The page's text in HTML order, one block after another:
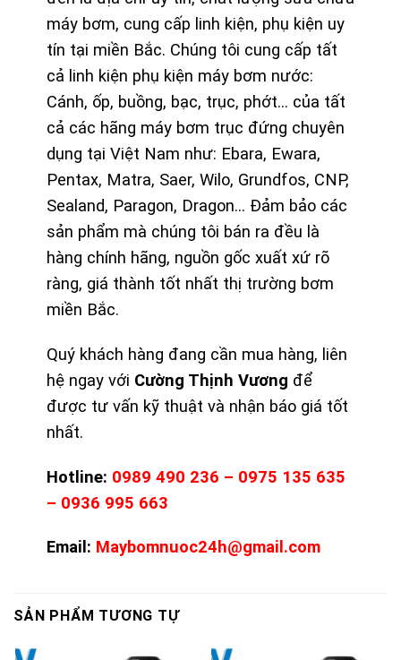
máy bơm, cung cấp linh kiện, phụ kiện uy
tín tại miền Bắc. Chúng tôi cung cấp tất
cả linh kiện phụ kiện máy bơm nước:
Cánh, ốp, buồng, bạc, trục, phớt… của tất
cả các hãng máy bơm trục đứng chuyên
dụng tại Việt Nam như: Ebara, Ewara,
Pentax, Matra, Saer, Wilo, Grundfos, CNP,
Sealand, Paragon, Dragon… Đảm bảo các
sản phẩm mà chúng tôi bán ra đều là
hàng chính hãng, nguồn gốc xuất xứ rõ
ràng, giá thành tốt nhất thị trường bơm
miền Bắc.
Quý khách hàng đang cần mua hàng, liên
hệ ngay với Cường Thịnh Vương để
được tư vấn kỹ thuật và nhận báo giá tốt
nhất.
Hotline: 0989 490 236 – 0975 135 635
– 0936 995 663
Email: Maybomnuoc24h@gmail.com
SẢN PHẨM TƯƠNG TỰ